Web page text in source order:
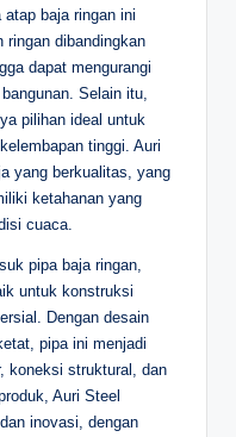
baja ringan ini
ringan dibandingkan
dapat mengurangi
Selain itu,
pilihan ideal untuk
tinggi. Auri
yang berkualitas, yang
ketahanan yang
cuaca.
pipa baja ringan,
untuk konstruksi
Dengan desain
pipa ini menjadi
koneksi struktural, dan
Auri Steel
inovasi, dengan